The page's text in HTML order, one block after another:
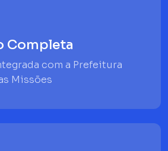
Completa
com a Prefeitura
Missões